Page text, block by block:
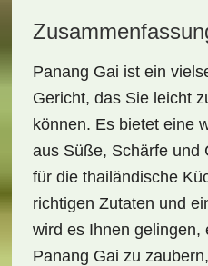
Panang Gai ist ein
Gericht, das Sie leicht
können. Es bietet eine
aus Süße, Schärfe und
für die thailändische
richtigen Zutaten und
wird es Ihnen gelingen,
Panang Gai zu